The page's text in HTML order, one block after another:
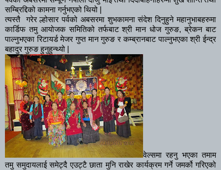
सम्ब्रिद्दिको कामना गर्नुभएको थियो |
त्यस्तै गरेर ल्होसार पर्वको अबसरमा शुभकामना संदेश दिनुहुने महानुभाबहरुमा
कार्डिफ तमु आयोजक समितिको तर्फबाट श्री मान धोज गुरुङ, ब्रेकन बाट
पाल्नुभएका रिटायर्ड मेजर गुप्त मान गुरुङ र कम्ब्रानबाट पाल्नुभएका श्री ईन्द्र
बहादुर गुरुङ हुनुहुन्थ्यो |
वेल्समा रहनु भएका तमाम
तमु समुदायलाई समेट्दै एउट्टै छाता मुनि राखेर कार्यक्रम गर्ने जमर्को गरिएको